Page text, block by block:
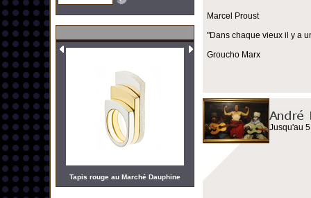
Tapis rouge au Marché Dauphine
Marcel Proust
"Dans chaque vieux il y a
Groucho Marx
Jusqu'au